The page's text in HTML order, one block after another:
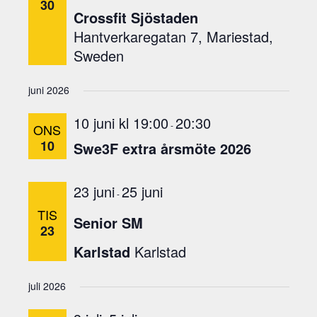
t
u
p
p
a
t
e
d
30
Crossfit Sjöstaden
Hantverkaregatan 7, Mariestad,
Sweden
juni 2026
ONS
10
Swe3F extra årsmöte 2026
10 juni kl 19:00 -20:30
TIS
23
Senior SM
23 juni -25 juni
Karlstad Karlstad
juli 2026